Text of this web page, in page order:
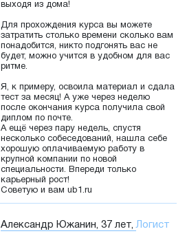
выходя из дома!
Для прохождения курса вы можете
затратить столько времени сколько вам
понадобится, никто подгонять вас не
будет, можно учится в удобном для вас
ритме.
Я, к примеру, освоила материал и сдала
тест за месяц! А уже через неделю
после окончания курса получила свой
диплом по почте.
А ещё через пару недель, спустя
несколько собеседований, нашла себе
хорошую оплачиваемую работу в
крупной компании по новой
специальности. Впереди только
карьерный рост!
Советую и вам ub1.ru
Александр Южанин, 37 лет,Логист